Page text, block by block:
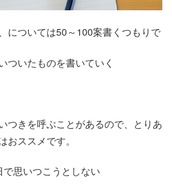
については50～100案書くつもりで
ついたものを書いていく
つきを呼ぶことがあるので、とりあ
おススメです。
思いつこうとしない